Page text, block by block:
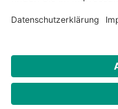
Netto-Preise zzgl.
Sichere Daten dank